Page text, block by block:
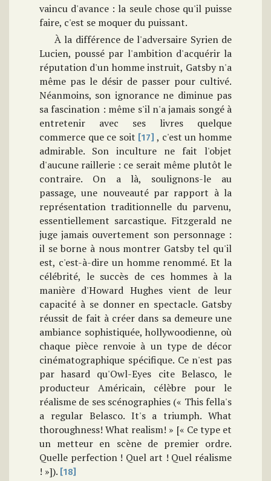
vaincu d'avance : la seule chose qu'il puisse
faire, c'est se moquer du puissant.
À la différence de l'adversaire Syrien de
Lucien, poussé par l'ambition d'acquérir la
réputation d'un homme instruit, Gatsby n'a
même pas le désir de passer pour cultivé.
Néanmoins, son ignorance ne diminue pas
sa fascination : même s'il n'a jamais songé à
entretenir avec ses livres quelque
commerce que ce soit [17] , c'est un homme
admirable. Son inculture ne fait l'objet
d'aucune raillerie : ce serait même plutôt le
contraire. On a là, soulignons-le au
passage, une nouveauté par rapport à la
représentation traditionnelle du parvenu,
essentiellement sarcastique. Fitzgerald ne
juge jamais ouvertement son personnage :
il se borne à nous montrer Gatsby tel qu'il
est, c'est-à-dire un homme renommé. Et la
célébrité, le succès de ces hommes à la
manière d'Howard Hughes vient de leur
capacité à se donner en spectacle. Gatsby
réussit de fait à créer dans sa demeure une
ambiance sophistiquée, hollywoodienne, où
chaque pièce renvoie à un type de décor
cinématographique spécifique. Ce n'est pas
par hasard qu'Owl-Eyes cite Belasco, le
producteur Américain, célèbre pour le
réalisme de ses scénographies (« This fella's
a regular Belasco. It's a triumph. What
thoroughness! What realism! » [« Ce type et
un metteur en scène de premier ordre.
Quelle perfection ! Quel art ! Quel réalisme
! »]). [18]